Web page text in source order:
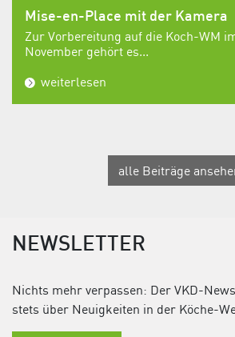
Mise-en-Place mit der Kamera
Zur Vorbereitung auf die Koch-WM
November gehört es...
weiterlesen
alle Beiträge
NEWSLETTER
Nichts mehr verpassen: Der VKD-
stets über Neuigkeiten in der Köche-